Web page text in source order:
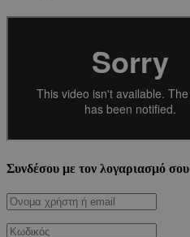
Συνδέσου με τον λογαριασμό σου